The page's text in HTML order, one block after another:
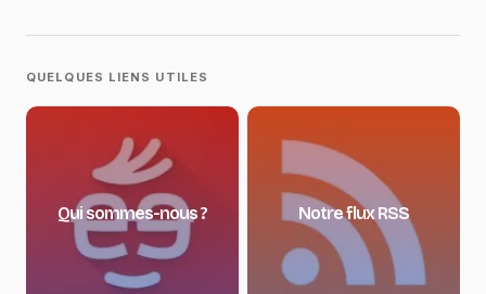
QUELQUES LIENS UTILES
Qui sommes-nous ? Notre flux RSS